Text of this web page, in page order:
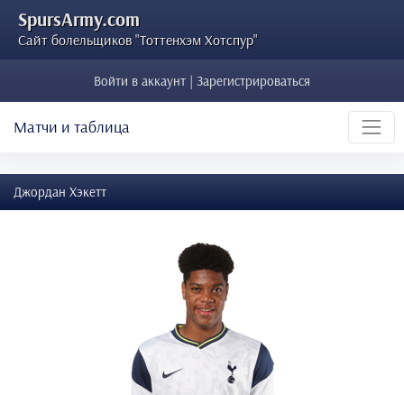
SpursArmy.com
Сайт болельщиков "Тоттенхэм Хотспур"
Войти в аккаунт | Зарегистрироваться
Матчи и таблица
Джордан Хэкетт